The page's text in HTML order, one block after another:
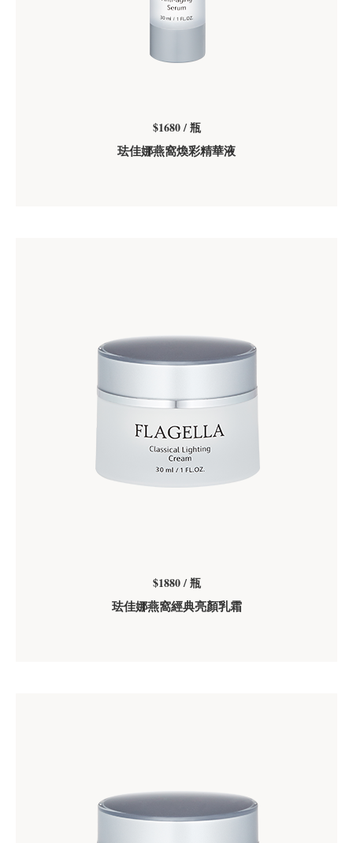
$1680 / 瓶
珐佳娜燕窩煥彩精華液
$1880 / 瓶
珐佳娜燕窩經典亮顏乳霜